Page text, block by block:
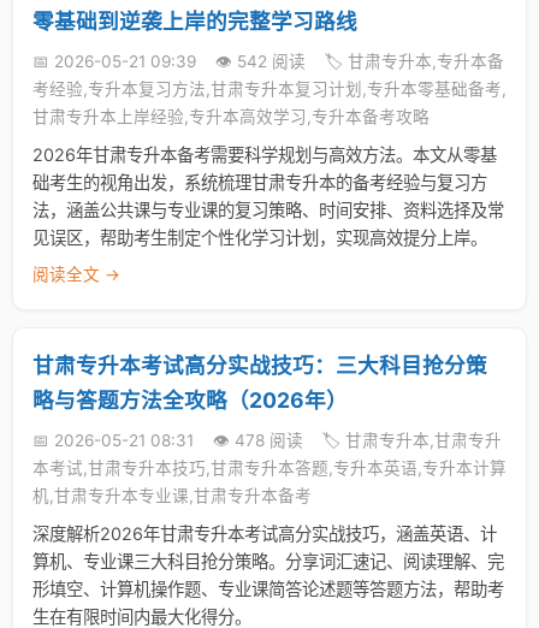
零基础到逆袭上岸的完整学习路线
📅 2026-05-21 09:39 👁️ 542 阅读
🏷️ 甘肃专升本,专升本备
考经验,专升本复习方法,甘肃专升本复习计划,专升本零基础备考,
甘肃专升本上岸经验,专升本高效学习,专升本备考攻略
2026年甘肃专升本备考需要科学规划与高效方法。本文从零基
础考生的视角出发，系统梳理甘肃专升本的备考经验与复习方
法，涵盖公共课与专业课的复习策略、时间安排、资料选择及常
见误区，帮助考生制定个性化学习计划，实现高效提分上岸。
阅读全文 →
甘肃专升本考试高分实战技巧：三大科目抢分策
略与答题方法全攻略（2026年）
📅 2026-05-21 08:31 👁️ 478 阅读
🏷️ 甘肃专升本,甘肃专升
本考试,甘肃专升本技巧,甘肃专升本答题,专升本英语,专升本计算
机,甘肃专升本专业课,甘肃专升本备考
深度解析2026年甘肃专升本考试高分实战技巧，涵盖英语、计
算机、专业课三大科目抢分策略。分享词汇速记、阅读理解、完
形填空、计算机操作题、专业课简答论述题等答题方法，帮助考
生在有限时间内最大化得分。